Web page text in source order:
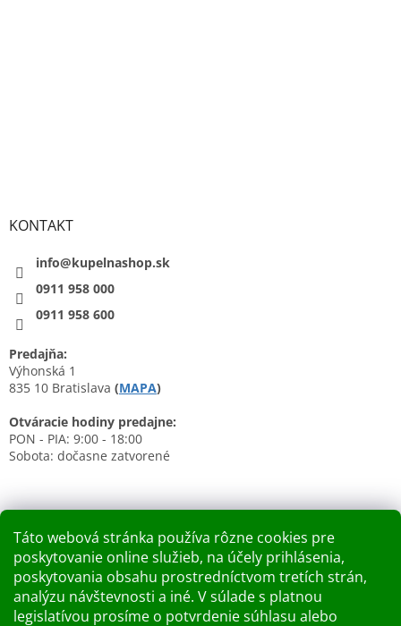
Táto webová stránka používa rôzne cookies pre
poskytovanie online služieb, na účely prihlásenia,
poskytovania obsahu prostredníctvom tretích strán,
analýzu návštevnosti a iné. V súlade s platnou
legislatívou prosíme o potvrdenie súhlasu alebo
KONTAKT
info@kupelnashop.sk
0911 958 000
0911 958 600
Predajňa:
Výhonská 1
835 10 Bratislava (MAPA)
Otváracie hodiny predajne:
PON - PIA: 9:00 - 18:00
Sobota: dočasne zatvorené
Nákupný košík
0KS / 0 €